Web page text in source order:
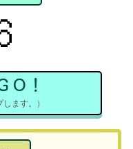
Ｏ！
ます。）